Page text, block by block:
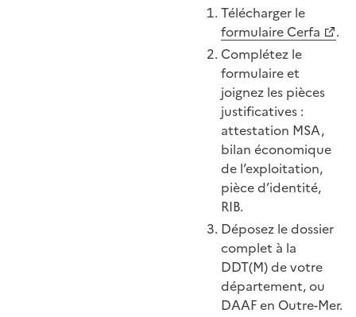
Télécharger le
formulaire Cerfa
.
Complétez le
formulaire et
joignez les pièces
justificatives :
attestation MSA,
bilan économique
de l’exploitation,
pièce d’identité,
RIB.
Déposez le dossier
complet à la
DDT(M) de votre
département, ou
DAAF en Outre-Mer.